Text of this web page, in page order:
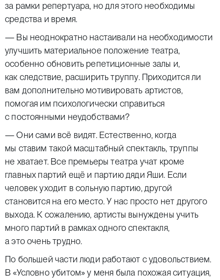
за рамки репертуара, но для этого необходимы
средства и время.
— Вы неоднократно настаивали на необходимости
улучшить материальное положение театра,
особенно обновить репетиционные залы и,
как следствие, расширить труппу. Приходится ли
вам дополнительно мотивировать артистов,
помогая им психологически справиться
с постоянными неудобствами?
— Они сами всё видят. Естественно, когда
мы ставим такой масштабный спектакль, труппы
не хватает. Все премьеры театра учат кроме
главных партий ещё и партию дяди Яши. Если
человек уходит в сольную партию, другой
становится на его место. У нас просто нет другого
выхода. К сожалению, артисты вынуждены учить
много партий в рамках одного спектакля,
а это очень трудно.
По большей части люди работают с удовольствием.
В «Условно убитом» у меня была похожая ситуация,